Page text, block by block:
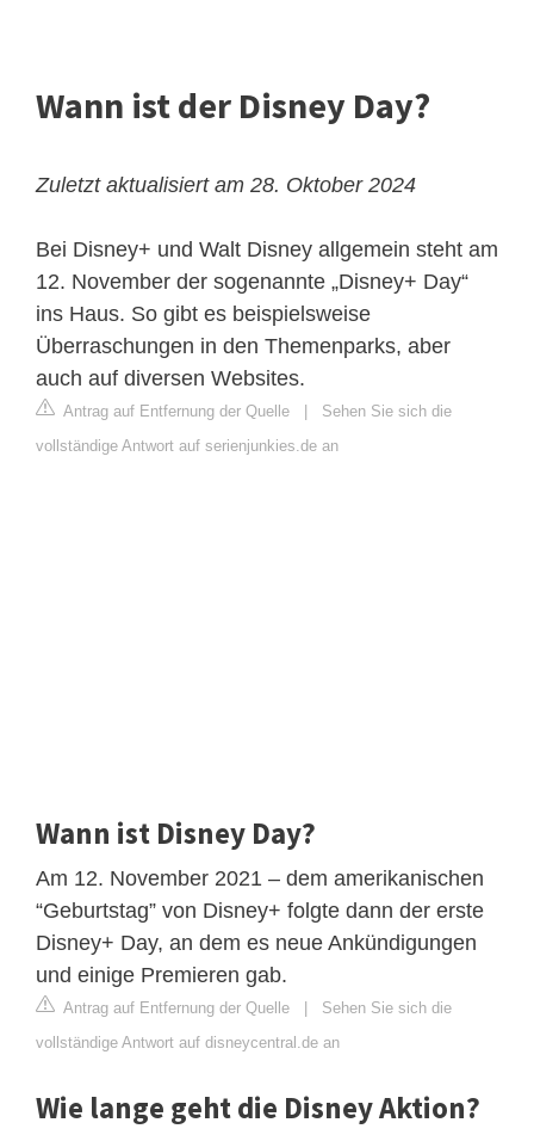
Wann ist der Disney Day?
Zuletzt aktualisiert am 28. Oktober 2024
Bei Disney+ und Walt Disney allgemein steht am
12. November der sogenannte „Disney+ Day“
ins Haus. So gibt es beispielsweise
Überraschungen in den Themenparks, aber
auch auf diversen Websites.
Antrag auf Entfernung der Quelle
Sehen Sie sich die
vollständige Antwort auf serienjunkies.de an
Wann ist Disney Day?
Am 12. November 2021 – dem amerikanischen
“Geburtstag” von Disney+ folgte dann der erste
Disney+ Day, an dem es neue Ankündigungen
und einige Premieren gab.
Antrag auf Entfernung der Quelle
Sehen Sie sich die
vollständige Antwort auf disneycentral.de an
Wie lange geht die Disney Aktion?